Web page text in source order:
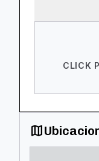
CLICK
map